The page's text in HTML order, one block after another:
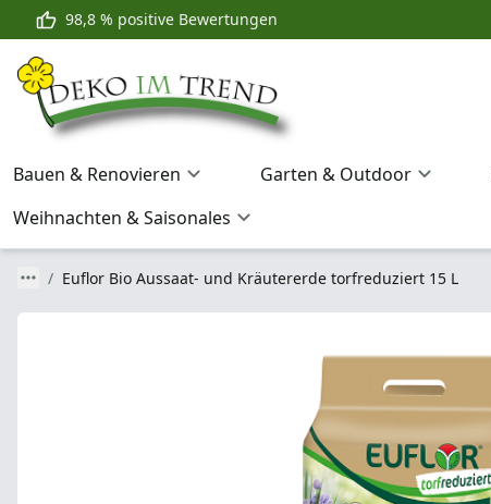
98,8 % positive Bewertungen
Bauen & Renovieren Garten & Outdoor
Weihnachten & Saisonales
Euflor Bio Aussaat- und Kräutererde torfreduziert 15 L